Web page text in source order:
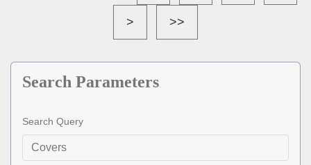
> >>
Search Parameters
Search Query